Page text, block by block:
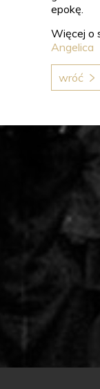
epokę.
Więcej o
Angelica
wróć